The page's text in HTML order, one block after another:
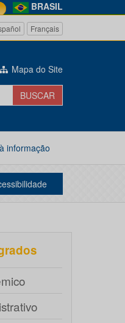
BRASIL
Français
Mapa do Site
informação